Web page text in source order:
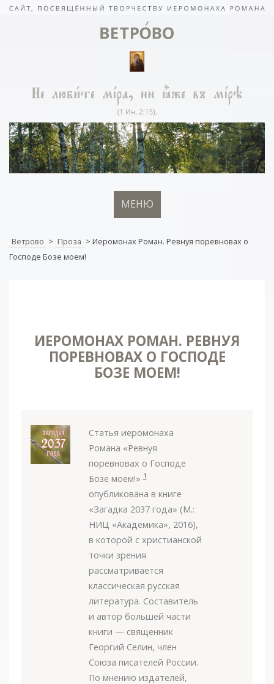
МЕНЮ
Ветрово > Проза > Иеромонах Роман. Ревнуя поревновах о
Господе Бозе моем!
ИЕРОМОНАХ РОМАН. РЕВНУЯ
ПОРЕВНОВАХ О ГОСПОДЕ
БОЗЕ МОЕМ!
Статья иеромонаха
Романа «Ревнуя
поревновах о Господе
Бозе моем!»1
опубликована в книге
«Загадка 2037 года» (М.:
НИЦ «Академика», 2016),
в которой с христианской
точки зрения
рассматривается
классическая русская
литература. Составитель
и автор большей части
книги — священник
Георгий Селин, член
Союза писателей России.
По мнению издателей,